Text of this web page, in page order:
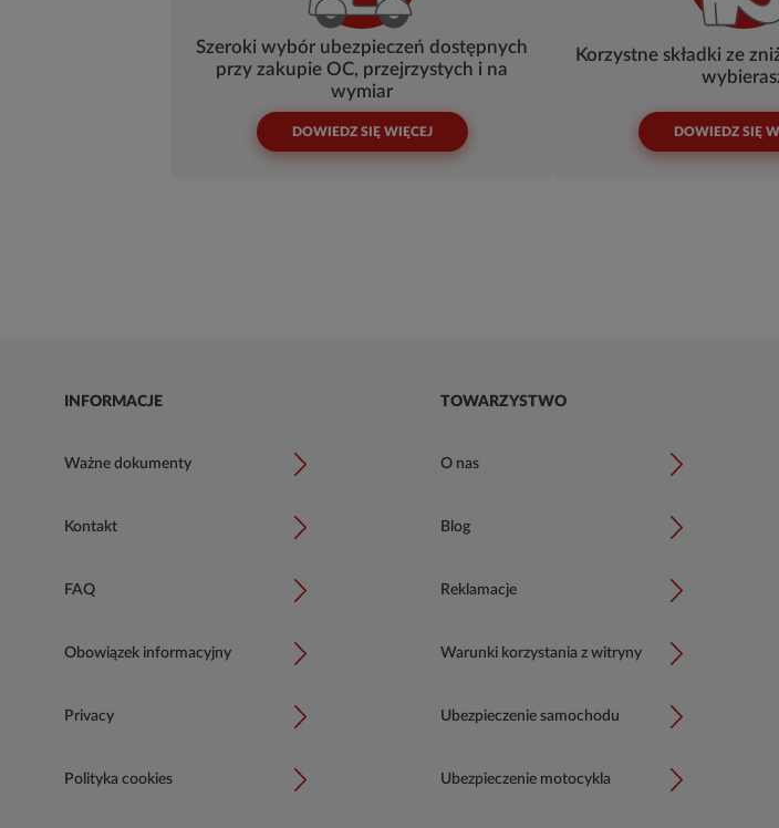
Szeroki wybór ubezpieczeń dostępnych
przy zakupie OC, przejrzystych i na
wymiar
DOWIEDZ SIĘ WIĘCEJ
Korzystne składki ze
DOWIEDZ SIĘ
INFORMACJE
Ważne dokumenty
Kontakt
FAQ
Obowiązek informacyjny
Privacy
Polityka cookies
TOWARZYSTWO
O nas
Blog
Reklamacje
Warunki korzystania z witryny
Ubezpieczenie samochodu
Ubezpieczenie motocykla